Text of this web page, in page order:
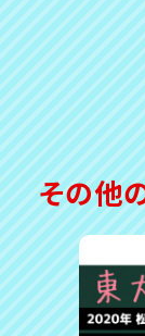
その他